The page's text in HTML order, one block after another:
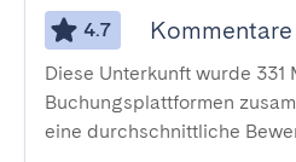
4.7 Kommentare
Diese Unterkunft wurde 331
Buchungsplattformen
eine durchschnittliche